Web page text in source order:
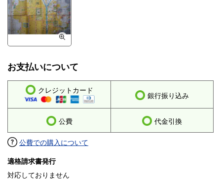
お支払いについて
クレジットカード
銀行振り込み
公費 代金引換
公費での購入について
適格請求書発行
対応しておりません